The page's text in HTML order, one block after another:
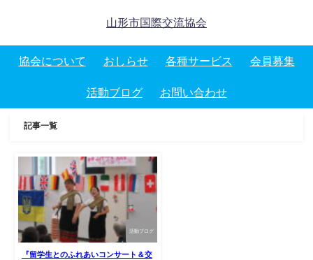
山形市国際交流協会
協会について おしらせ 各種サービス 会員募集
活動ブログ お問い合わせ
記事一覧
活動ブログ
『留学生とのふれあいコンサート＆交